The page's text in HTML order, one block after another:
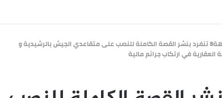
الجهة8 تنفرد بنشر القصة الكاملة للنصب على متقاعدي الجيش بالرشيدية و
في ارتكاب جرائم مالية